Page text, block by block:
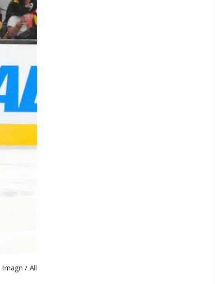
Imagn / All